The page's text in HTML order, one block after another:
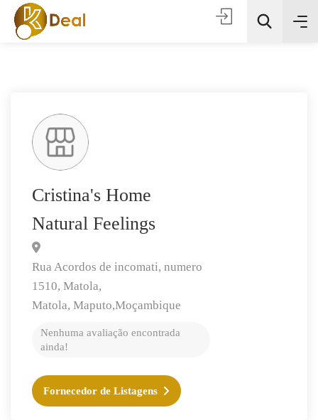
Procura
Cristina's Home
Natural Feelings
Rua Acordos de incomati, numero
1510, Matola,
Matola, Maputo,Moçambique
Nenhuma avaliação encontrada
ainda!
Fornecedor de Listagens